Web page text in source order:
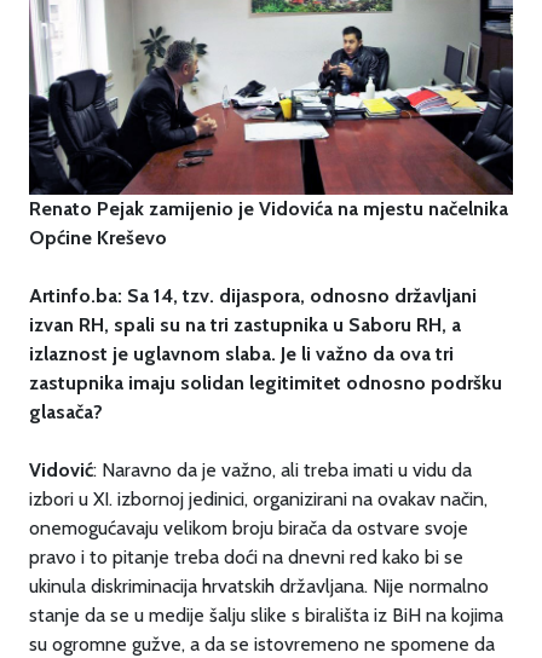
Renato Pejak zamijenio je Vidovića na mjestu načelnika
Općine Kreševo
Artinfo.ba: Sa 14, tzv. dijaspora, odnosno državljani
izvan RH, spali su na tri zastupnika u Saboru RH, a
izlaznost je uglavnom slaba. Je li važno da ova tri
zastupnika imaju solidan legitimitet odnosno podršku
glasača?
Vidović: Naravno da je važno, ali treba imati u vidu da
izbori u XI. izbornoj jedinici, organizirani na ovakav način,
onemogućavaju velikom broju birača da ostvare svoje
pravo i to pitanje treba doći na dnevni red kako bi se
ukinula diskriminacija hrvatskih državljana. Nije normalno
stanje da se u medije šalju slike s birališta iz BiH na kojima
su ogromne gužve, a da se istovremeno ne spomene da